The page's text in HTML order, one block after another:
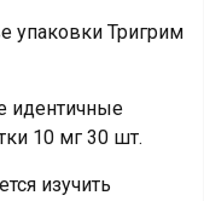
упаковки Тригрим
идентичные
10 мг 30 шт.
изучить